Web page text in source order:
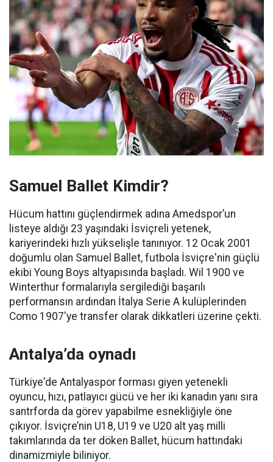
Samuel Ballet Kimdir?
Hücum hattını güçlendirmek adına Amedspor’un
listeye aldığı 23 yaşındaki İsviçreli yetenek,
kariyerindeki hızlı yükselişle tanınıyor. 12 Ocak 2001
doğumlu olan Samuel Ballet, futbola İsviçre'nin güçlü
ekibi Young Boys altyapısında başladı. Wil 1900 ve
Winterthur formalarıyla sergilediği başarılı
performansın ardından İtalya Serie A kulüplerinden
Como 1907'ye transfer olarak dikkatleri üzerine çekti.
Antalya’da oynadı
Türkiye'de Antalyaspor forması giyen yetenekli
oyuncu, hızı, patlayıcı gücü ve her iki kanadın yanı sıra
santrforda da görev yapabilme esnekliğiyle öne
çıkıyor. İsviçre’nin U18, U19 ve U20 alt yaş milli
takımlarında da ter döken Ballet, hücum hattındaki
dinamizmiyle biliniyor.